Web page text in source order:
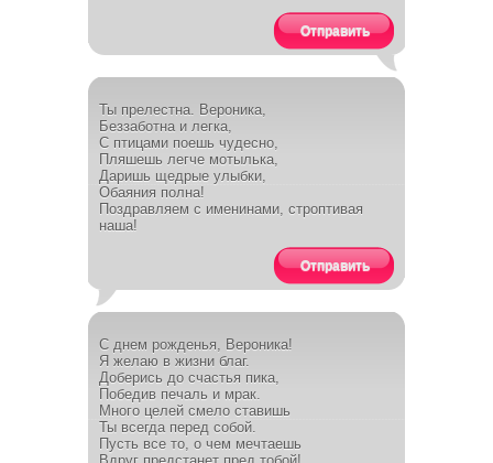
Отправить
Ты прелестна. Вероника,
Беззаботна и легка,
С птицами поешь чудесно,
Пляшешь легче мотылька,
Даришь щедрые улыбки,
Обаяния полна!
Поздравляем с именинами, строптивая
наша!
Отправить
С днем рожденья, Вероника!
Я желаю в жизни благ.
Доберись до счастья пика,
Победив печаль и мрак.
Много целей смело ставишь
Ты всегда перед собой.
Пусть все то, о чем мечтаешь